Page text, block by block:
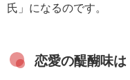
氏」になるのです。
恋愛の醍醐味は